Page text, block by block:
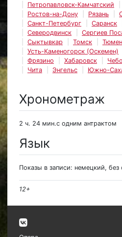
Петропавловск-Камчатский
Ростов-на-Дону
Рязань
Санкт-Петербург
Саранск
Северодвинск
Сергиев
Сыктывкар
Томск
Усть-Каменогорск (Оскемен)
Фрязино
Хабаровск
Чита
Энгельс Южно-
Хронометраж
2 ч. 24 мин.с одним антрактом
Язык
Показы в записи: немецкий, без
12+